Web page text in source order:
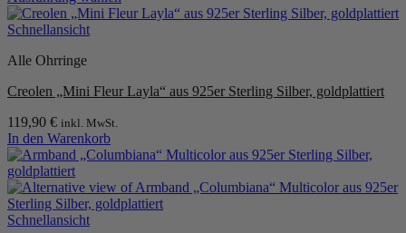
Dieses
Produkt
mehrere
auf.
Optionen
können
auf
der
Produktseite
gewählt
werden
Schnellansicht
Alle Ohrringe
Creolen „Mini Fleur Layla“ aus 925er Sterling Silber, goldplattiert
119,90 € inkl. MwSt.
In den Warenkorb
Schnellansicht